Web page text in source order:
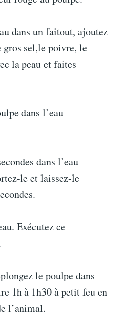
dans un faitout, ajoutez
gros sel,le poivre, le
la peau et faites
dans l’eau
dans l’eau
le et laissez-le
Exécutez ce
le poulpe dans
1h à 1h30 à petit feu en
l’animal.